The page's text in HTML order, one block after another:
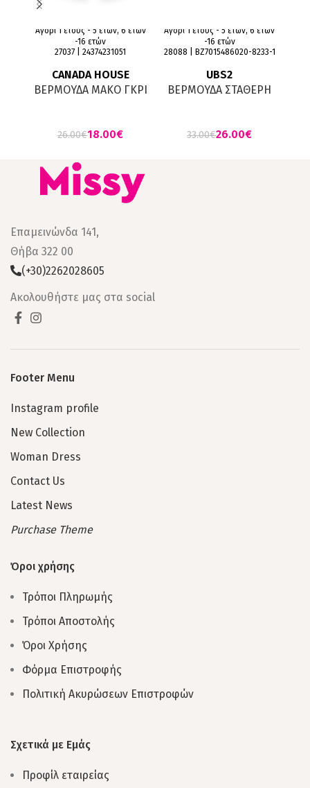
Αγόρι 1 έτους - 5 ετών, 6 ετών
-16 ετών
27037 | 24374231051
CANADA HOUSE
ΒΕΡΜΟΥΔΑ MAKO ΓΚΡΙ
26.00€18.00€
Αγόρι 1 έτους - 5 ετών, 6 ετών
-16 ετών
28088 | ΒΖ7015486020-8233-1
UBS2
ΒΕΡΜΟΥΔΑ ΣΤΑΘΕΡΗ
33.00€26.00€
Επαμεινώνδα 141,
Θήβα 322 00
(+30)2262028605
Ακολουθήστε μας στα social
Footer Menu
Instagram profile
New Collection
Woman Dress
Contact Us
Latest News
Purchase Theme
Όροι χρήσης
Τρόποι Πληρωμής
Τρόποι Αποστολής
Όροι Χρήσης
Φόρμα Επιστροφής
Πολιτική Ακυρώσεων Επιστροφών
Σχετικά με Εμάς
Προφίλ εταιρείας